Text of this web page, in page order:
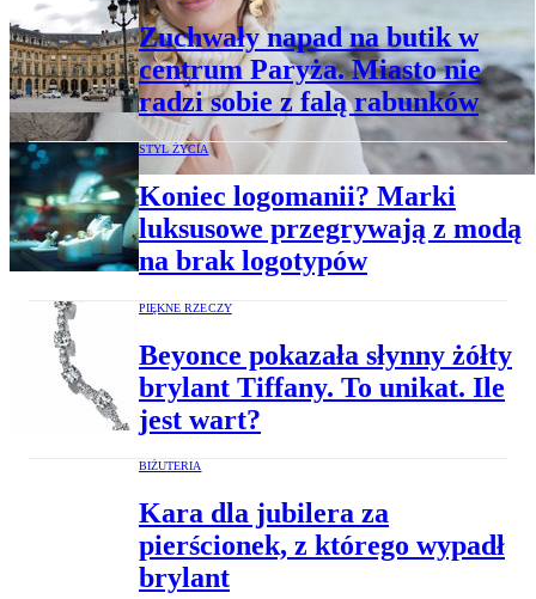
Zuchwały napad na butik w
centrum Paryża. Miasto nie
radzi sobie z falą rabunków
STYL ŻYCIA
Koniec logomanii? Marki
luksusowe przegrywają z modą
na brak logotypów
PIĘKNE RZECZY
Beyonce pokazała słynny żółty
brylant Tiffany. To unikat. Ile
jest wart?
BIŻUTERIA
Kara dla jubilera za
pierścionek, z którego wypadł
brylant